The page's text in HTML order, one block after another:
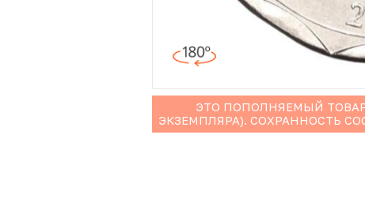
ЭТО ПОПОЛНЯЕМЫЙ
ЭКЗЕМПЛЯРА). СОХРАННОСТЬ